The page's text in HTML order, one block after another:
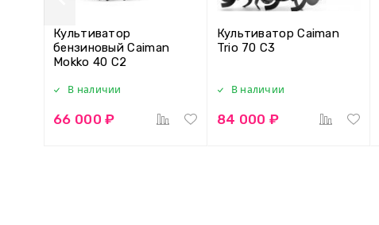
Культиватор
бензиновый Caiman
Mokko 40 C2
В наличии
66 000 ₽
Культиватор Caiman
Trio 70 C3
В наличии
84 000 ₽